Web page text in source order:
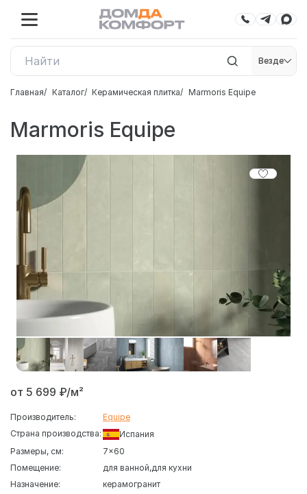
Везде
Главная Каталог Керамическая плитка Marmoris Equipe
Marmoris Equipe
от 5 699 ₽/м²
Производитель:
Equipe
Страна производства:
Испания
Размеры, см:
7x60
Помещение:
для ванной для кухни
Назначение:
керамогранит